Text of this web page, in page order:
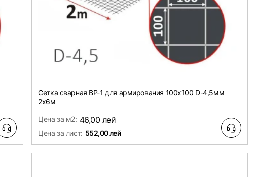
Сетка сварная ВР-1 для армирования 100х100 D-4,5мм
2х6м
Цена за м2: 46,00 лей
Цена за лист: 552,00 лей